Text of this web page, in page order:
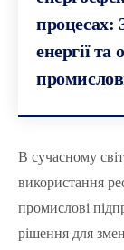
енергії та
В сучасному
використання
промислові
рішення для